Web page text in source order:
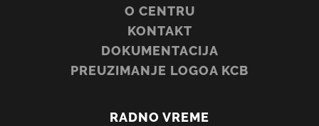
O CENTRU
KONTAKT
DOKUMENTACIJA
PREUZIMANJE LOGOA KCB
RADNO VREME